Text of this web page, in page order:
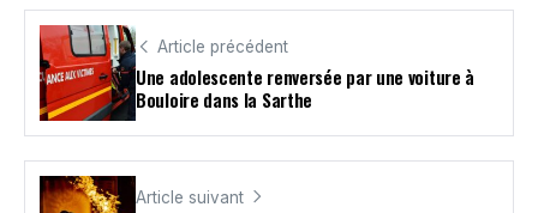
Article précédent
Une adolescente renversée par une voiture à
Bouloire dans la Sarthe
Article suivant